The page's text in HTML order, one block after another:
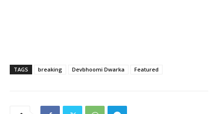
TAGS breaking Devbhoomi Dwarka Featured